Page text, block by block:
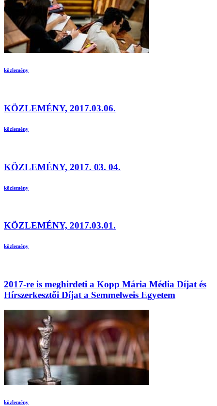
közlemény
KÖZLEMÉNY, 2017.03.06.
közlemény
KÖZLEMÉNY, 2017. 03. 04.
közlemény
KÖZLEMÉNY, 2017.03.01.
közlemény
2017-re is meghirdeti a Kopp Mária Média Díjat és
Hírszerkesztői Díjat a Semmelweis Egyetem
közlemény